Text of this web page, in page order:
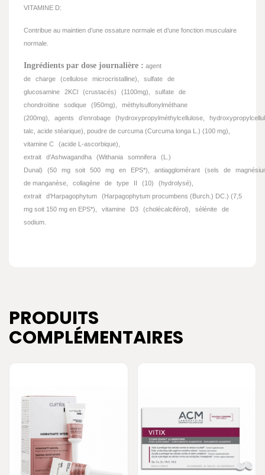
VITAMINE D:
Contribue au maintien d’une ossature normale et d’une fonction musculaire
normale.
Ingrédients par dose journalière : agent
de
charge (cellulose microcristalline), sulfate
de
glucosamine
2KCl (crustacés) (1100mg), sulfate
de
chondroïtine
sodique (950mg),
méthylsulfonylméthane
(200mg),
agents d’enrobage (hydroxypropylméthylcellulose,
talc, acide stéarique), poudre de curcuma (Curcuma longa L.) (100 mg),
vitamine C
(acide L-ascorbique),
extrait
d’Ashwagandha (Withania somnifera
(L.)
Dunal)
(50 mg soit 500 mg en EPS*), antiagglomérant (sels de
de manganèse,
collagène de type II (10)
(hydrolysé),
extrait
d’Harpagophytum
(Harpagophytum procumbens (Burch.) DC.) (7,5
mg soit 150 mg en EPS*),
vitamine D3 (cholécalciférol), sélénite
de
sodium.
PRODUITS
COMPLÉMENTAIRES